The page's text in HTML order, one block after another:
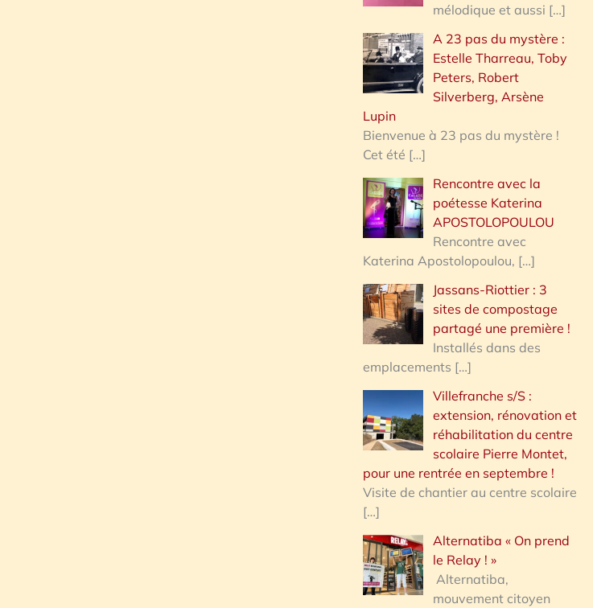
mélodique et aussi […]
A 23 pas du mystère :
Estelle Tharreau, Toby
Peters, Robert
Silverberg, Arsène
Lupin
Bienvenue à 23 pas du mystère !
Cet été […]
Rencontre avec la
poétesse Katerina
APOSTOLOPOULOU
Rencontre avec
Katerina Apostolopoulou, […]
Jassans-Riottier : 3
sites de compostage
partagé une première !
Installés dans des
emplacements […]
Villefranche s/S :
extension, rénovation et
réhabilitation du centre
scolaire Pierre Montet,
pour une rentrée en septembre !
Visite de chantier au centre scolaire
[…]
Alternatiba « On prend
le Relay ! »
Alternatiba,
mouvement citoyen